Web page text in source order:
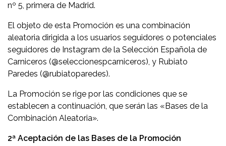
nº 5, primera de Madrid.
El objeto de esta Promoción es una combinación
aleatoria dirigida a los usuarios seguidores o potenciales
seguidores de Instagram de la Selección Española de
Carniceros (@seleccionespcarniceros), y Rubiato
Paredes (@rubiatoparedes).
La Promoción se rige por las condiciones que se
establecen a continuación, que serán las «Bases de la
Combinación Aleatoria».
2ª Aceptación de las Bases de la Promoción